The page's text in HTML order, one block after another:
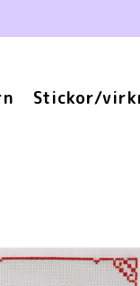
Stickor/